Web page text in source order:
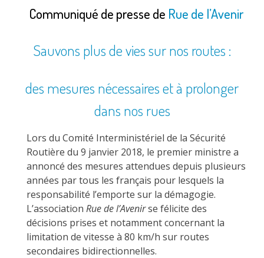
Communiqué de presse de Rue de l’Avenir
Sauvons plus de vies sur nos routes :
des mesures nécessaires et à prolonger
dans nos rues
Lors du Comité Interministériel de la Sécurité
Routière du 9 janvier 2018, le premier ministre a
annoncé des mesures attendues depuis plusieurs
années par tous les français pour lesquels la
responsabilité l’emporte sur la démagogie.
L’association Rue de l’Avenirse félicite des
décisions prises et notamment concernant la
limitation de vitesse à 80 km/h sur routes
secondaires bidirectionnelles.